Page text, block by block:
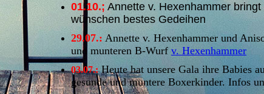
01.10.; Annette v. Hexenhammer
wünschen bestes Gedeihen
29.07.: Annette v. Hexenhammer und
und munteren B-Wurf v. Hexenhammer
03.07.: Heute hat unsere Gala ihre Babies
gesunde und muntere Boxerkinder. Infos